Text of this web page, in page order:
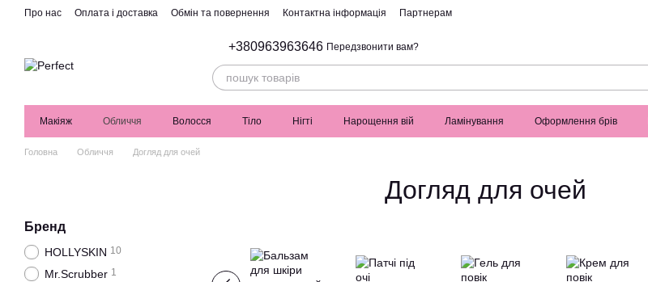
Перейти до основного контенту
Про нас Оплата і доставка Обмін та повернення Контактна інформація Партнерам
+380963963646 Передзвонити вам?
Макіяж Обличчя Волосся Тіло Нігті Нарощення вій Ламінування Оформлення брів
Головна Обличчя Догляд для очей
Догляд для очей
Бренд
HOLLYSKIN 10
Mr.Scrubber 1